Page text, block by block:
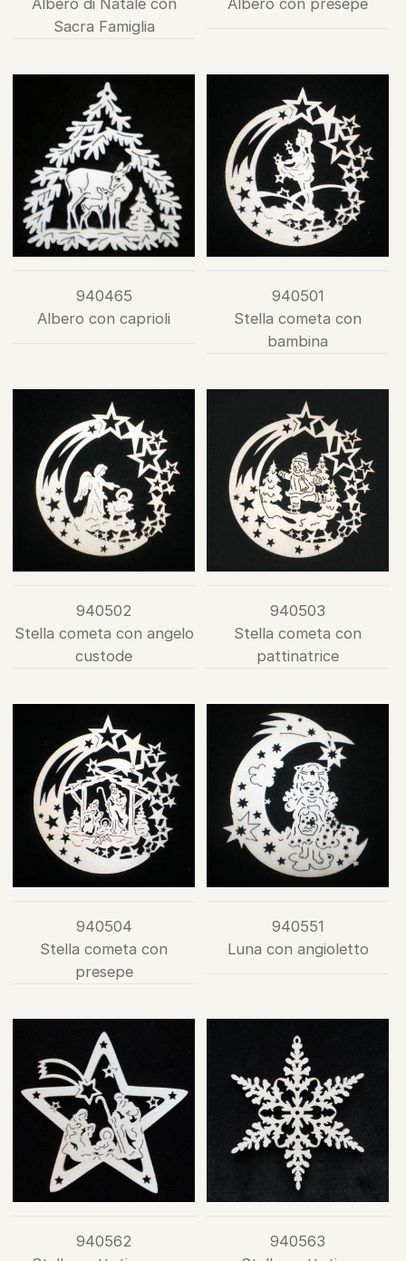
Sacra Famiglia
940465
Albero con caprioli
940501
Stella cometa con
bambina
940502
Stella cometa con angelo
custode
940503
Stella cometa con
pattinatrice
940504
Stella cometa con
presepe
940551
Luna con angioletto
940562
940563